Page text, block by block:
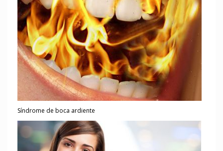
Síndrome de boca ardiente